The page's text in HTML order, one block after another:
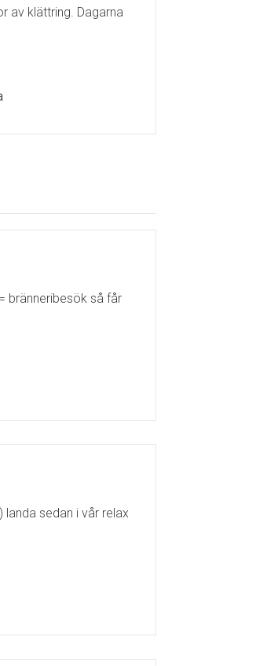
av klättring. Dagarna
bränneribesök så får
sedan i vår relax